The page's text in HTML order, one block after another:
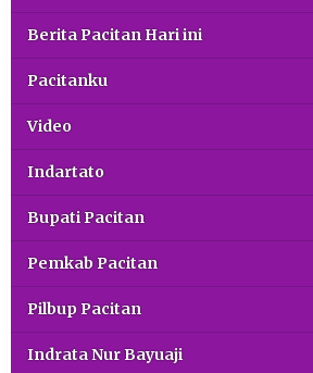
Berita Pacitan Hari ini
Pacitanku
Video
Indartato
Bupati Pacitan
Pemkab Pacitan
Pilbup Pacitan
Indrata Nur Bayuaji